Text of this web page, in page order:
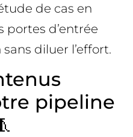
de cas en
portes d’entrée
diluer l’effort.
pipeline